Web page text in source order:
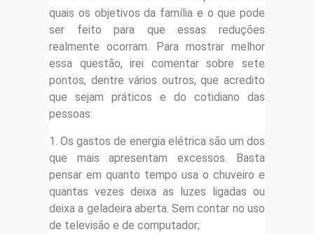
quais os objetivos da família e o que pode
ser feito para que essas reduções
realmente ocorram. Para mostrar melhor
essa questão, irei comentar sobre sete
pontos, dentre vários outros, que acredito
que sejam práticos e do cotidiano das
pessoas:
1. Os gastos de energia elétrica são um dos
que mais apresentam excessos. Basta
pensar em quanto tempo usa o chuveiro e
quantas vezes deixa as luzes ligadas ou
deixa a geladeira aberta. Sem contar no uso
de televisão e de computador;